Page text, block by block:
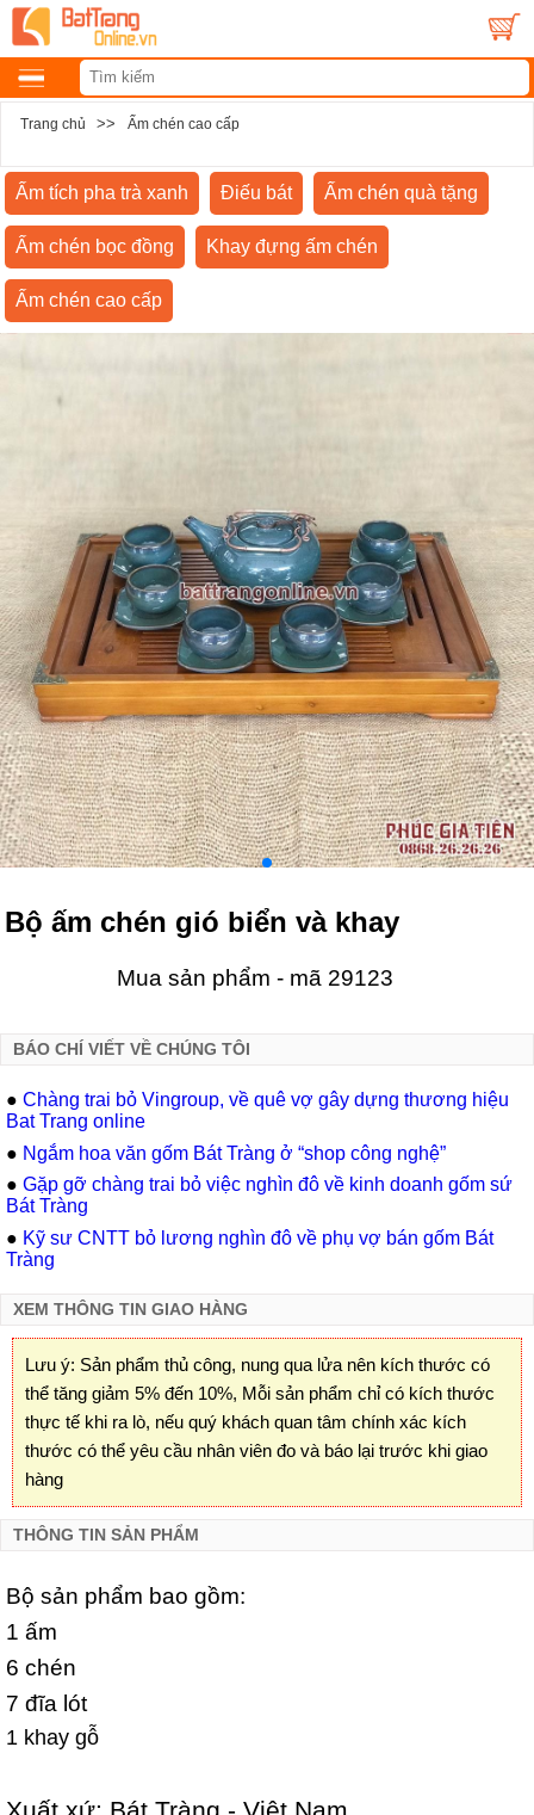
Trang chủ >> Ấm chén cao cấp
Ấm tích pha trà xanh Điếu bát Ấm chén quà tặng
Ấm chén bọc đồng Khay đựng ấm chén
Ấm chén cao cấp
Bộ ấm chén gió biển và khay
Mua sản phẩm - mã 29123
BÁO CHÍ VIẾT VỀ CHÚNG TÔI
● Chàng trai bỏ Vingroup, về quê vợ gây dựng thương hiệu
Bat Trang online
● Ngắm hoa văn gốm Bát Tràng ở “shop công nghệ”
● Gặp gỡ chàng trai bỏ việc nghìn đô về kinh doanh gốm sứ
Bát Tràng
● Kỹ sư CNTT bỏ lương nghìn đô về phụ vợ bán gốm Bát
Tràng
XEM THÔNG TIN GIAO HÀNG
Lưu ý: Sản phẩm thủ công, nung qua lửa nên kích thước có
thể tăng giảm 5% đến 10%, Mỗi sản phẩm chỉ có kích thước
thực tế khi ra lò, nếu quý khách quan tâm chính xác kích
thước có thể yêu cầu nhân viên đo và báo lại trước khi giao
hàng
THÔNG TIN SẢN PHẨM
Bộ sản phẩm bao gồm:
1 ấm
6 chén
7 đĩa lót
1 khay gỗ